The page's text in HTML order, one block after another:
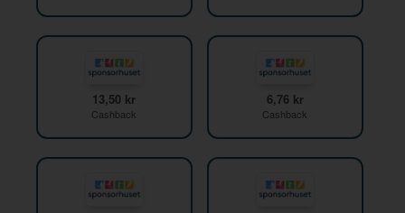
13,50 kr
Cashback
6,76 kr
Cashback